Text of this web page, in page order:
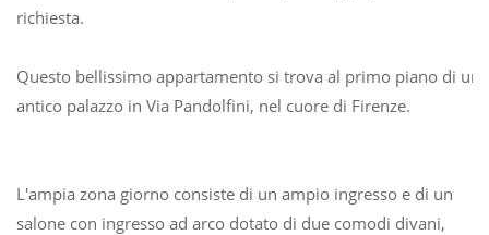
richiesta.
Questo bellissimo appartamento si trova al primo piano di un
antico palazzo in Via Pandolfini, nel cuore di Firenze.
L'ampia zona giorno consiste di un ampio ingresso e di un
salone con ingresso ad arco dotato di due comodi divani,